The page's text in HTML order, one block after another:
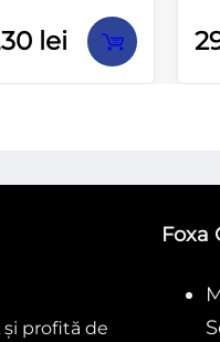
lei
la
și profită de
Foxa